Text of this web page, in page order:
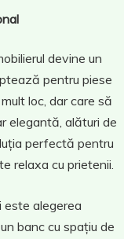
devine un
pentru piese
loc, dar care să
elegantă, alături de
perfectă pentru
relaxa cu prietenii.
este alegerea
banc cu spațiu de